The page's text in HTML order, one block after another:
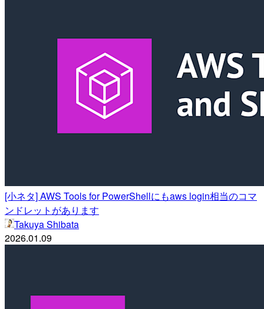
[小ネタ] AWS Tools for PowerShellにもaws login相当のコマ
ンドレットがあります
Takuya Shibata
2026.01.09